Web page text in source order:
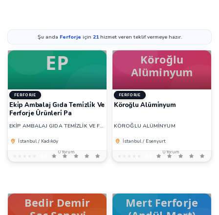
Şu anda Ferforje için 21hizmet veren teklif vermeye hazır.
FERFORJE
Eki̇p Ambalaj Gıda Temi̇zli̇k Ve
Ferforje Ürünleri̇ Pa
EKİP AMBALAJ GIDA TEMİZLİK VE FERFORJE ÜRÜNLERİ PA
İstanbul / Kadıköy
★★★★★
★★★★★
0 Yorum
FERFORJE
Köroğlu Alümi̇nyum
KÖROĞLU ALÜMİNYUM
İstanbul / Esenyurt
★★★★★
★★★★★
0 Yorum